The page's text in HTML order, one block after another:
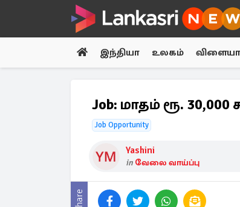
இந்தியா உலகம்
Job: மாதம் ரூ.
Job Opportunity
Yashini
in வேலை வாய்ப்பு
Share